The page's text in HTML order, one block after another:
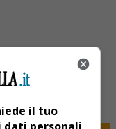
il tuo